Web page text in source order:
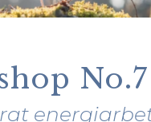
No.7